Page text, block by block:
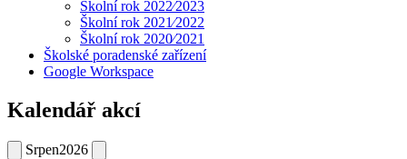
Školní rok 2022⁄2023
Školní rok 2021⁄2022
Školní rok 2020⁄2021
Školské poradenské zařízení
Google Workspace
Kalendář akcí
Srpen2026